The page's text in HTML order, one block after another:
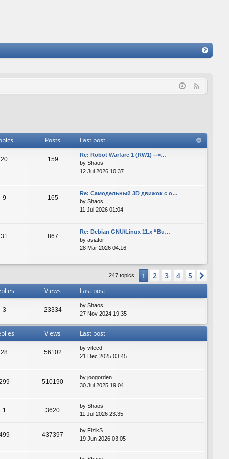
Q
Posts Last post
20 159
Re: Robot Warfare 1 (RW1) -->…
by Shaos
12 Jul 2026 10:37
9 165
Re: Самодельный 3D движок с о…
by Shaos
11 Jul 2026 01:04
31 867
Re: Debian GNU/Linux 11.x “Bu…
by aviator
28 Mar 2026 04:16
247 topics 1 2 3 4 5
Views Last post
3 23334
by Shaos
27 Nov 2024 19:35
Views Last post
28 56102
by vitecd
21 Dec 2025 03:45
510190
by joogorden
30 Jul 2025 19:04
1 3620
by Shaos
11 Jul 2026 23:35
437397
by FizikS
19 Jun 2026 03:05